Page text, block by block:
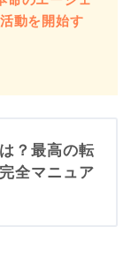
動を開始す
？最高の転
全マニュア